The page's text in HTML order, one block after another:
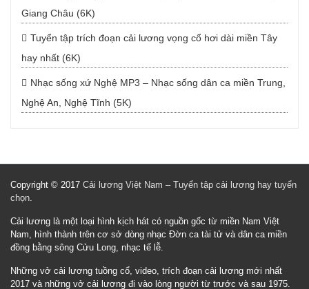
Giang Châu (6K)
Tuyển tập trích đoạn cải lương vọng cổ hơi dài miền Tây
hay nhất (6K)
Nhạc sống xứ Nghệ MP3 – Nhạc sống dân ca miền Trung,
Nghệ An, Nghệ Tĩnh (5K)
Copyright © 2017 Cải lương Việt Nam – Tuyển tập cải lương hay tuyển
chọn.
Cải lương là một loại hình kịch hát có nguồn gốc từ miền Nam Việt
Nam, hình thành trên cơ sở dòng nhạc Đờn ca tài tử và dân ca miền
đồng bằng sông Cửu Long, nhạc tế lễ.
Những vở cải lương tuồng cổ, video, trích đoạn cải lương mới nhất
2017 và những vở cải lương đi vào lòng người từ trước và sau 1975.